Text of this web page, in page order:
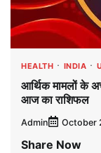
HEALTH INDIA
आर्थिक मामलों के
आज का राशिफल
Admin October
Share Now